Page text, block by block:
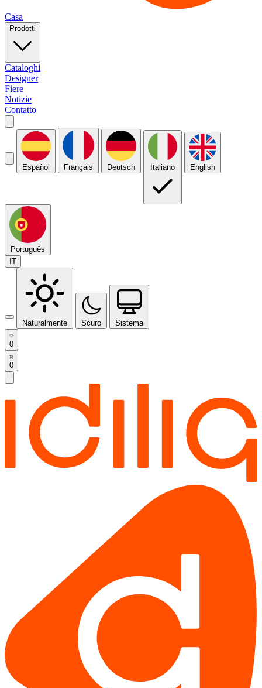
Casa
Prodotti
Cataloghi
Designer
Fiere
Notizie
Contatto
Español Français Deutsch Italiano English
Português
IT
Naturalmente Scuro Sistema
0
0